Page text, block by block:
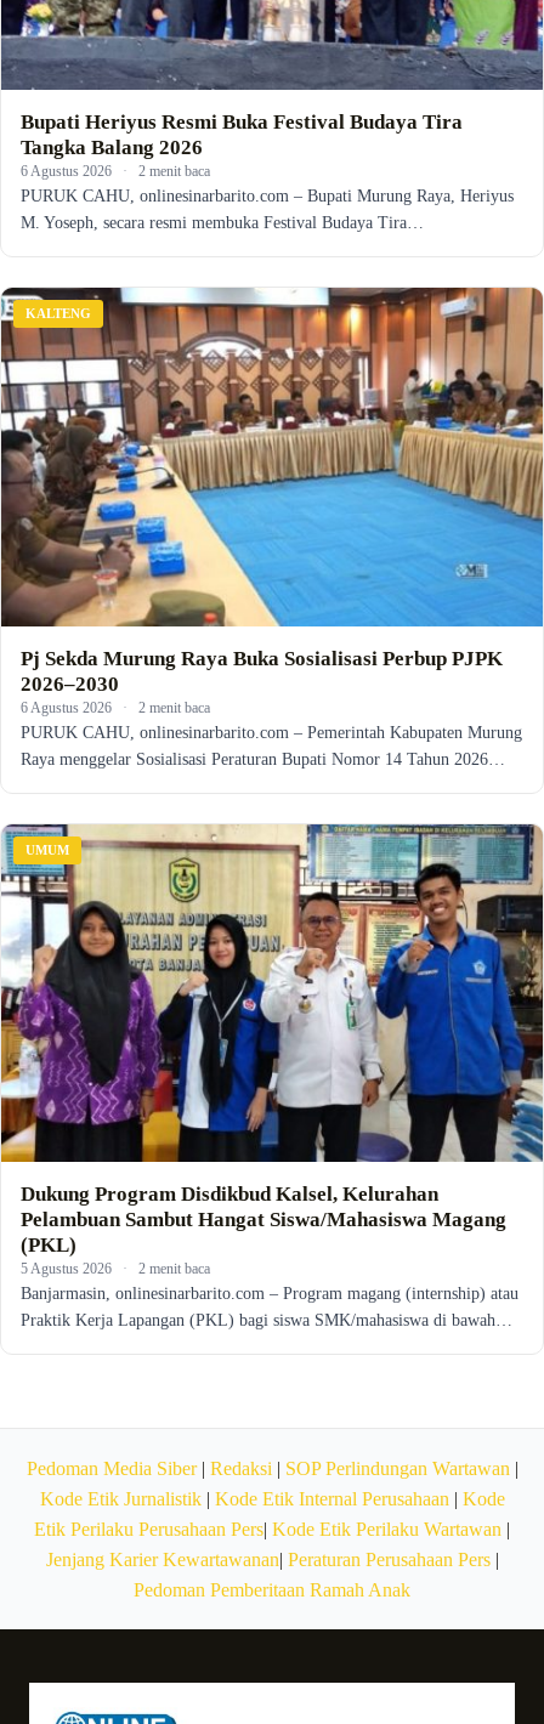
Bupati Heriyus Resmi Buka Festival Budaya Tira
Tangka Balang 2026
6 Agustus 2026 · 2 menit baca
PURUK CAHU, onlinesinarbarito.com – Bupati Murung Raya, Heriyus
M. Yoseph, secara resmi membuka Festival Budaya Tira…
KALTENG
Pj Sekda Murung Raya Buka Sosialisasi Perbup PJPK
2026–2030
6 Agustus 2026 · 2 menit baca
PURUK CAHU, onlinesinarbarito.com – Pemerintah Kabupaten Murung
Raya menggelar Sosialisasi Peraturan Bupati Nomor 14 Tahun 2026…
UMUM
Dukung Program Disdikbud Kalsel, Kelurahan
Pelambuan Sambut Hangat Siswa/Mahasiswa Magang
(PKL)
5 Agustus 2026 · 2 menit baca
Banjarmasin, onlinesinarbarito.com – Program magang (internship) atau
Praktik Kerja Lapangan (PKL) bagi siswa SMK/mahasiswa di bawah…
Pedoman Media Siber| Redaksi | SOP Perlindungan Wartawan |
Kode Etik Jurnalistik| Kode Etik Internal Perusahaan | Kode
Etik Perilaku Perusahaan Pers| Kode Etik Perilaku Wartawan |
Jenjang Karier Kewartawanan| Peraturan Perusahaan Pers|
Pedoman Pemberitaan Ramah Anak